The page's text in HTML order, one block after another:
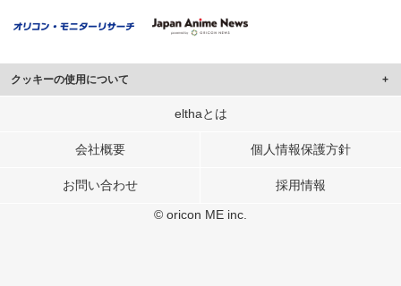
クッキーの使用について
このサイトでは Cookie を使用して、ユーザーに合わせたコンテンツや広告の
行っています。
メディアや広告配信、データ解析の各パートナーに提供しています。
elthaとは
会社概要 個人情報保護方針
お問い合わせ 採用情報
© oricon ME inc.